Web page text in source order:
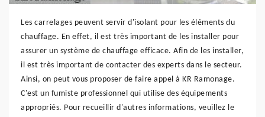
Les carrelages peuvent servir d'isolant pour les éléments du
chauffage. En effet, il est très important de les installer pour
assurer un système de chauffage efficace. Afin de les installer,
il est très important de contacter des experts dans le secteur.
Ainsi, on peut vous proposer de faire appel à KR Ramonage.
C'est un fumiste professionnel qui utilise des équipements
appropriés. Pour recueillir d'autres informations, veuillez le